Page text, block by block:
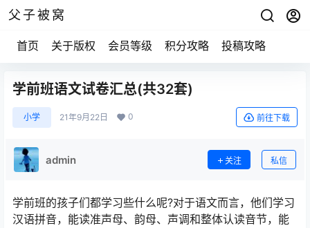
父子被窝
首页 关于版权 会员等级 积分攻略 投稿攻略
学前班语文试卷汇总(共32套)
小学 21年9月22日 0 前往下载
admin 关注 私信
学前班的孩子们都学习些什么呢?对于语文而言，他们学习
汉语拼音，能读准声母、韵母、声调和整体认读音节，能